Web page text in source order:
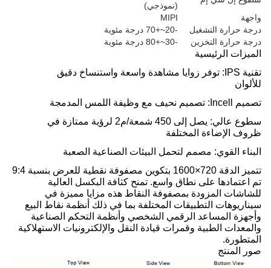
(نموذجي)
واجهة
MIPI
درجة حرارة التشغيل
-20~+70 درجة مئوية
درجة حرارة التخزين
-30~+80 درجة مئوية
الميزات الرئيسية
تقنية IPS: توفر زوايا مشاهدة واسعة واستنساخ دقيق
للألوان
تصميم Incell: تصميم نحيف مع وظيفة اللمس المدمجة
سطوع عالي: يصل إلى 450 شمعة/م2 لرؤية ممتازة في
ظروف الإضاءة المختلفة
البناء القوي: مصمم لتحمل البيئات الصناعية الصعبة
تتميز الدقة 720×1600 بتكوين مصفوفة نقطية للعرض بنسبة 9:4
تم اعتمادها على نطاق واسع. تمنح كثافة البكسل العالية
للشاشات المزودة بمصفوفة النقاط هذه مزايا مميزة في
سيناريوهات التطبيقات المختلفة بما في ذلك أنظمة نقاط البيع
وأجهزة المساعد الرقمي الشخصي وأنظمة التحكم الصناعية
والمعدات الطبية وقمرات قيادة النقل والإلكترونيات الاستهلاكية
المتطورة.
صور المنتج